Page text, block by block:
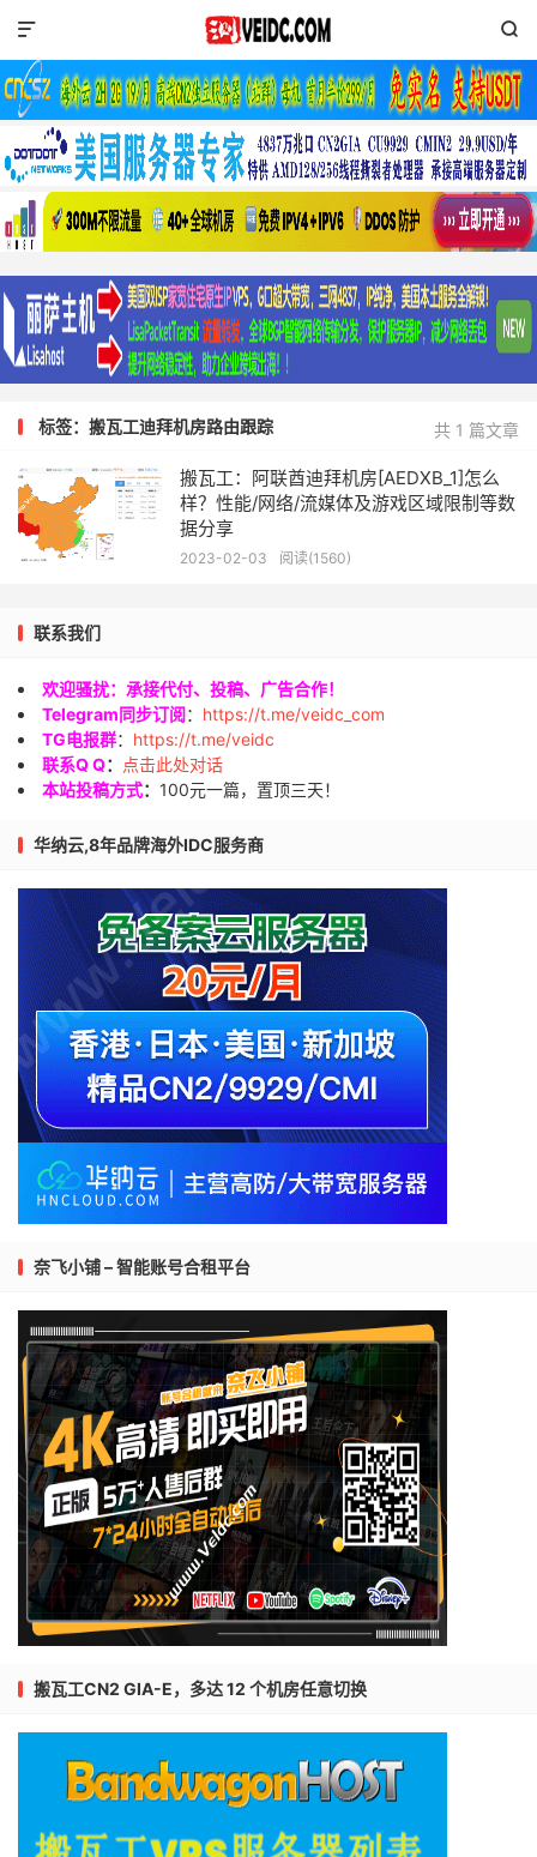


共 1 篇文章
标签：搬瓦工迪拜机房路由跟踪
搬瓦工：阿联酋迪拜机房[AEDXB_1]怎么
样？性能/网络/流媒体及游戏区域限制等数
据分享
2023-02-03 阅读(1560)
联系我们
欢迎骚扰：承接代付、投稿、广告合作！
Telegram同步订阅： https://t.me/veidc_com
TG电报群： https://t.me/veidc
联系Q Q：
点击此处对话
本站投稿方式： 100元一篇，置顶三天！
华纳云,8年品牌海外IDC服务商
奈飞小铺 – 智能账号合租平台
搬瓦工CN2 GIA-E，多达 12 个机房任意切换